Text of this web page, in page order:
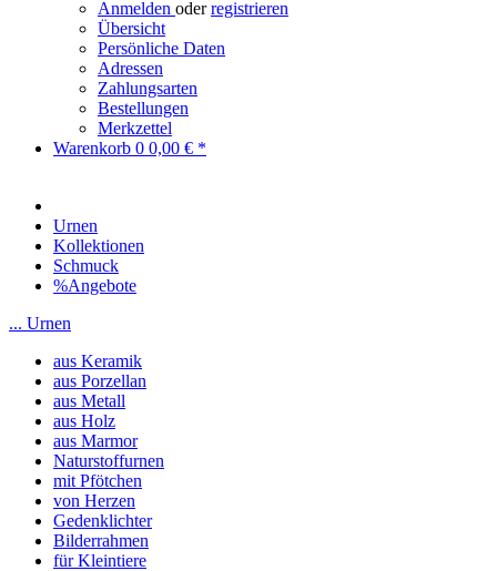
Anmelden oderregistrieren
Übersicht
Persönliche Daten
Adressen
Zahlungsarten
Bestellungen
Merkzettel
Warenkorb 0 0,00 € *
Urnen
Kollektionen
Schmuck
%Angebote
... Urnen
aus Keramik
aus Porzellan
aus Metall
aus Holz
aus Marmor
Naturstoffurnen
mit Pfötchen
von Herzen
Gedenklichter
Bilderrahmen
für Kleintiere